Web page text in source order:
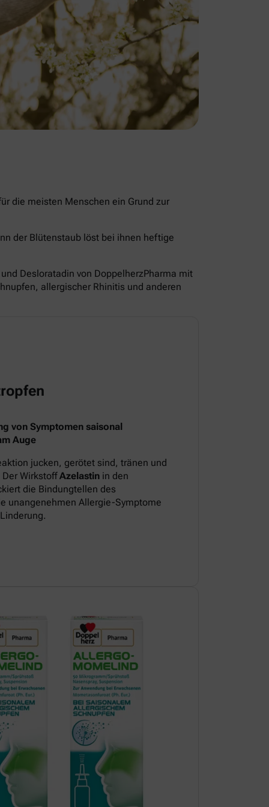
die meisten Menschen ein Grund zur
der Blütenstaub löst bei ihnen heftige
Desloratadin von DoppelherzPharma mit
allergischer Rhinitis und anderen
von Symptomen saisonal
Auge
jucken, gerötet sind, tränen und
WirkstoffAzelastin in den
die Bindungtellen des
unangenehmen Allergie-Symptome